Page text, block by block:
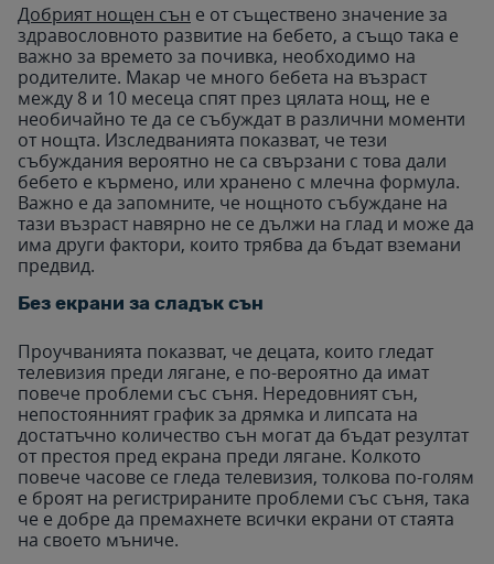
Добрият нощен сън е от съществено значение за
здравословното развитие на бебето, а също така е
важно за времето за почивка, необходимо на
родителите. Макар че много бебета на възраст
между 8 и 10 месеца спят през цялата нощ, не е
необичайно те да се събуждат в различни моменти
от нощта. Изследванията показват, че тези
събуждания вероятно не са свързани с това дали
бебето е кърмено, или хранено с млечна формула.
Важно е да запомните, че нощното събуждане на
тази възраст навярно не се дължи на глад и може да
има други фактори, които трябва да бъдат вземани
предвид.
Без екрани за сладък сън
Проучванията показват, че децата, които гледат
телевизия преди лягане, е по-вероятно да имат
повече проблеми със съня. Нередовният сън,
непостоянният график за дрямка и липсата на
достатъчно количество сън могат да бъдат резултат
от престоя пред екрана преди лягане. Колкото
повече часове се гледа телевизия, толкова по-голям
е броят на регистрираните проблеми със съня, така
че е добре да премахнете всички екрани от стаята
на своето мъниче.